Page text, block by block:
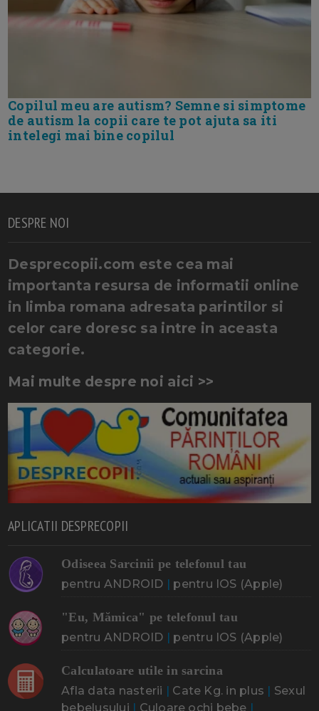
Copilul meu are autism? Semne si simptome
de autism la copii care te pot ajuta sa iti
intelegi mai bine copilul
DESPRE NOI
Desprecopii.com este cea mai
importanta resursa de informatii online
in limba romana adresata parintilor si
celor care doresc sa intre in aceasta
categorie.
Mai multe despre noi aici >>
APLICATII DESPRECOPII
Odiseea Sarcinii pe telefonul tau
pentru ANDROID pentru IOS (Apple)
"Eu, Mămica" pe telefonul tau
pentru ANDROID pentru IOS (Apple)
Calculatoare utile in sarcina
Afla data nasterii Cate Kg. in plus
Sexul
bebelusului
Culoare ochi bebe